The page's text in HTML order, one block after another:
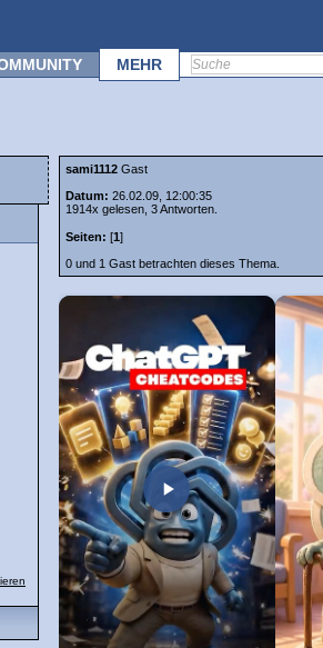
MEHR
sami1112 Gast
Datum: 26.02.09, 12:00:35
1914x gelesen, 3 Antworten.
Seiten: [1]
0 und 1 Gast betrachten dieses Thema.